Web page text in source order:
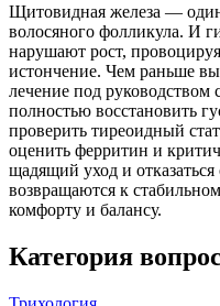
Щитовидная железа —
волосяного фолликула. И
нарушают рост,
истончение. Чем раньше
лечение под
полностью восстановить
проверить тиреоидный
оценить ферритин и
щадящий уход и
возвращаются к
комфорту и балансу.
Категория